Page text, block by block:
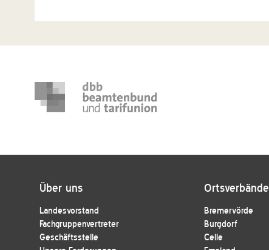
Über uns
Landesvorstand
Fachgruppenvertreter
Geschäftsstelle
Ortsverbände
Bremervörde
Burgdorf
Celle